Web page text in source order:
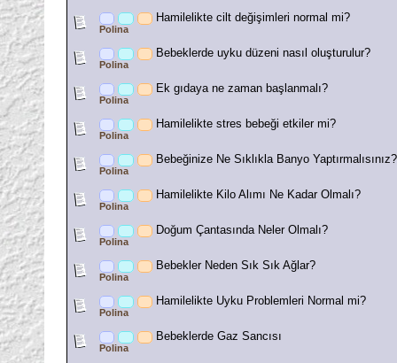
Hamilelikte cilt değişimleri normal mi?
Polina
Bebeklerde uyku düzeni nasıl oluşturulur?
Polina
Ek gıdaya ne zaman başlanmalı?
Polina
Hamilelikte stres bebeği etkiler mi?
Polina
Bebeğinize Ne Sıklıkla Banyo Yaptırmalısınız?
Polina
Hamilelikte Kilo Alımı Ne Kadar Olmalı?
Polina
Doğum Çantasında Neler Olmalı?
Polina
Bebekler Neden Sık Sık Ağlar?
Polina
Hamilelikte Uyku Problemleri Normal mi?
Polina
Bebeklerde Gaz Sancısı
Polina